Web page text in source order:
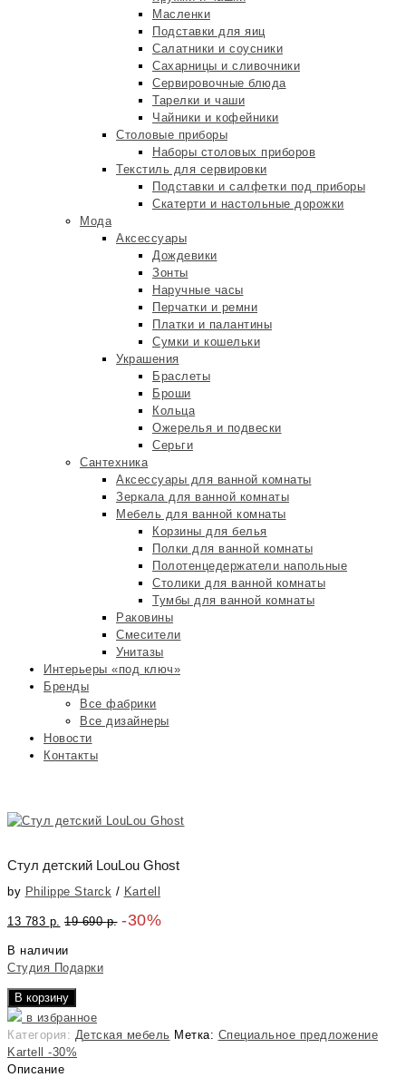
Масленки
Подставки для яиц
Салатники и соусники
Сахарницы и сливочники
Сервировочные блюда
Тарелки и чаши
Чайники и кофейники
Столовые приборы
Наборы столовых приборов
Текстиль для сервировки
Подставки и салфетки под приборы
Скатерти и настольные дорожки
Мода
Аксессуары
Дождевики
Зонты
Наручные часы
Перчатки и ремни
Платки и палантины
Сумки и кошельки
Украшения
Браслеты
Броши
Кольца
Ожерелья и подвески
Серьги
Сантехника
Аксессуары для ванной комнаты
Зеркала для ванной комнаты
Мебель для ванной комнаты
Корзины для белья
Полки для ванной комнаты
Полотенцедержатели напольные
Столики для ванной комнаты
Тумбы для ванной комнаты
Раковины
Смесители
Унитазы
Интерьеры «под ключ»
Бренды
Все фабрики
Все дизайнеры
Новости
Контакты
Стул детский LouLou Ghost
by Philippe Starck / Kartell
13 783 р. 19 690р. -30%
В наличии
Студия Подарки
В корзину
в избранное
Категория: Детская мебель Метка: Специальное предложение
Kartell -30%
Описание